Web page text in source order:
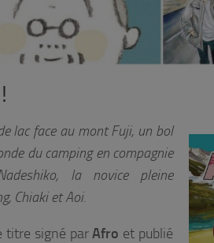
lac face au mont Fuji, un bol
du camping en compagnie
la novice pleine
Chiaki et Aoi.
titre signé parAfro et publié